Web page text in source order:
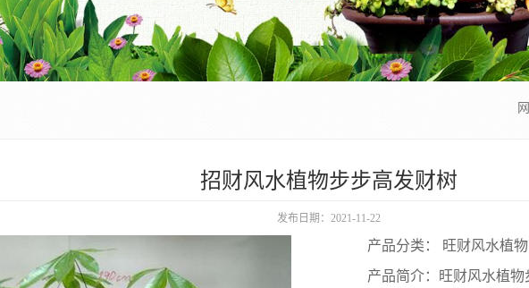
招财风水植物步步高发财树
发布日期：2021-11-22
产品分类： 旺财风水植物
产品简介：旺财风水植